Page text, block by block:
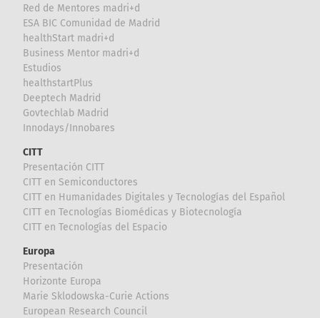
Red de Mentores madri+d
ESA BIC Comunidad de Madrid
healthStart madri+d
Business Mentor madri+d
Estudios
healthstartPlus
Deeptech Madrid
Govtechlab Madrid
Innodays/Innobares
CITT
Presentación CITT
CITT en Semiconductores
CITT en Humanidades Digitales y Tecnologías del Español
CITT en Tecnologías Biomédicas y Biotecnología
CITT en Tecnologías del Espacio
Europa
Presentación
Horizonte Europa
Marie Sklodowska-Curie Actions
European Research Council